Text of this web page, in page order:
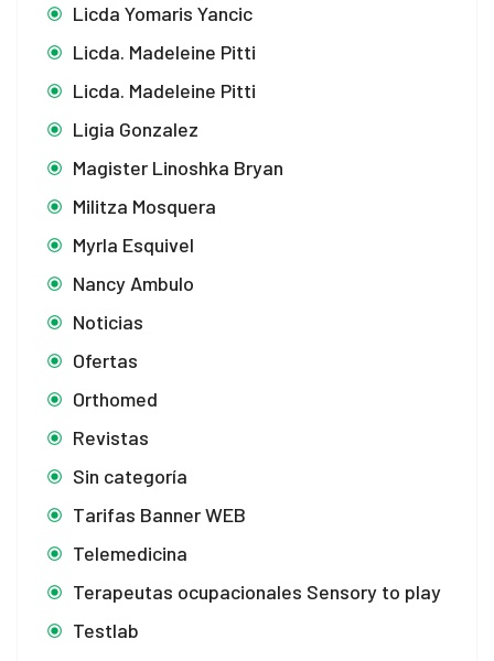
Licda Yomaris Yancic
Licda. Madeleine Pitti
Licda. Madeleine Pitti
Ligia Gonzalez
Magister Linoshka Bryan
Militza Mosquera
Myrla Esquivel
Nancy Ambulo
Noticias
Ofertas
Orthomed
Revistas
Sin categoría
Tarifas Banner WEB
Telemedicina
Terapeutas ocupacionales Sensory to play
Testlab